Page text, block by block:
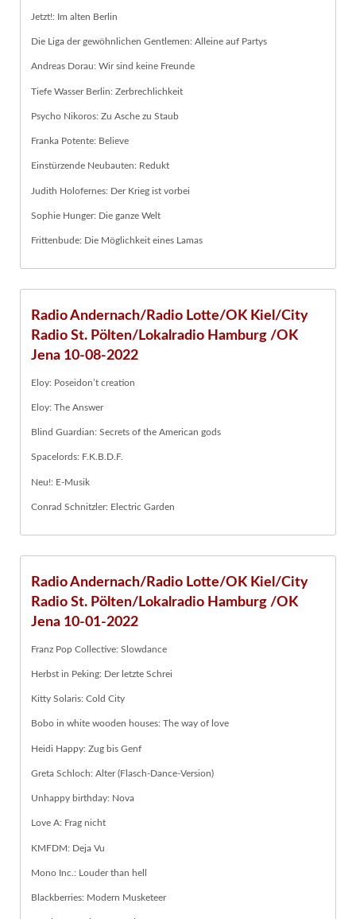
Jetzt!: Im alten Berlin
Die Liga der gewöhnlichen Gentlemen: Alleine auf Partys
Andreas Dorau: Wir sind keine Freunde
Tiefe Wasser Berlin: Zerbrechlichkeit
Psycho Nikoros: Zu Asche zu Staub
Franka Potente: Believe
Einstürzende Neubauten: Redukt
Judith Holofernes: Der Krieg ist vorbei
Sophie Hunger: Die ganze Welt
Frittenbude: Die Möglichkeit eines Lamas
Radio Andernach/Radio Lotte/OK Kiel/City
Radio St. Pölten/Lokalradio Hamburg /OK
Jena 10-08-2022
Eloy: Poseidon’t creation
Eloy: The Answer
Blind Guardian: Secrets of the American gods
Spacelords: F.K.B.D.F.
Neu!: E-Musik
Conrad Schnitzler: Electric Garden
Radio Andernach/Radio Lotte/OK Kiel/City
Radio St. Pölten/Lokalradio Hamburg /OK
Jena 10-01-2022
Franz Pop Collective: Slowdance
Herbst in Peking: Der letzte Schrei
Kitty Solaris: Cold City
Bobo in white wooden houses: The way of love
Heidi Happy: Zug bis Genf
Greta Schloch: Alter (Flasch-Dance-Version)
Unhappy birthday: Nova
Love A: Frag nicht
KMFDM: Deja Vu
Mono Inc.: Louder than hell
Blackberries: Modern Musketeer